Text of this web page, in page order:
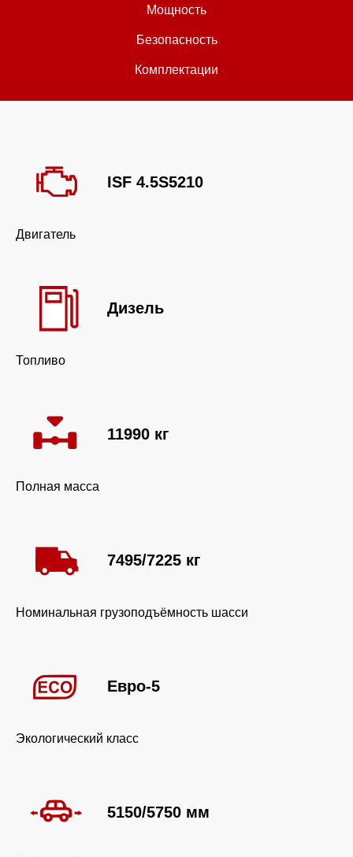
Мощность
Безопасность
Комплектации
ISF 4.5S5210
Двигатель
Дизель
Топливо
11990 кг
Полная масса
7495/7225 кг
Номинальная грузоподъёмность шасси
Евро-5
Экологический класс
5150/5750 мм